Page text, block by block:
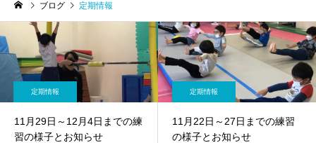
令和8年度未就園児クラス
新規会員様募集中！
ウィズ体操クラブ技紹
４段、６段閉脚跳び～
ブログ 定期情報
定期情報
11月29日～12月4日までの練
習の様子とお知らせ
定期情報
11月22日～27日までの練習
の様子とお知らせ